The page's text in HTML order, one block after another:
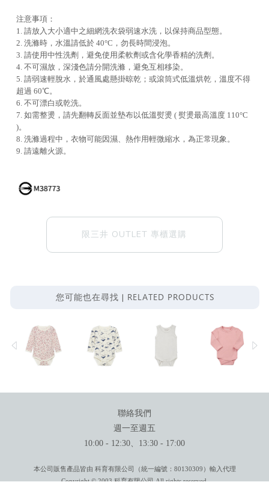
注意事項：
1. 請放入大小適中之細網洗衣袋弱速水洗，以保持商品型態。
2. 洗滌時，水溫請低於 40°C，勿長時間浸泡。
3. 請使用中性洗劑，避免使用柔軟劑或含化學香精的洗劑。
4. 不可濕放，深淺色請分開洗滌，避免互相移染。
5. 請弱速輕脫水，於通風處懸掛晾乾；或滾筒式低溫烘乾，溫度不得
超過 60℃。
6. 不可漂白或乾洗。
7. 如需整燙，請先翻轉反面並墊布以低溫熨燙 ( 熨燙最高溫度 110°C
)。
8. 洗滌過程中，衣物可能因濕、熱作用輕微縮水，為正常現象。
9. 請遠離火源。
限三井 OUTLET 專櫃選購
您可能也在尋找 | RELATED PRODUCTS
聯絡我們
週一至週五
10:00 - 12:30、13:30 - 17:00
本公司販售產品皆由 科育有限公司（統一編號：80130309）輸入代理
Copyright © 2003 科育有限公司 All rights reserved.